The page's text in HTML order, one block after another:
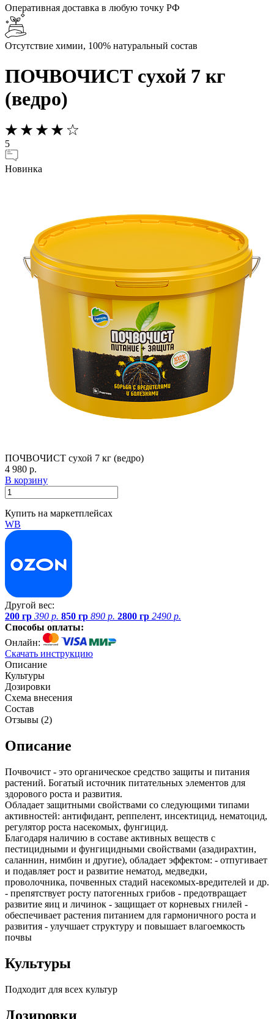
Оперативная доставка в любую точку РФ
Отсутствие химии, 100% натуральный состав
ПОЧВОЧИСТ сухой 7 кг
(ведро)
5
Новинка
ПОЧВОЧИСТ сухой 7 кг (ведро)
4 980 р.
В корзину
Купить на маркетплейсах
WB
Другой вес:
200 гр 390 р. 850 гр 890 р. 2800 гр 2490 р.
Способы оплаты:
Онлайн:
Скачать инструкцию
Описание
Культуры
Дозировки
Схема внесения
Состав
Отзывы (2)
Описание
Почвочист - это органическое средство защиты и питания
растений. Богатый источник питательных элементов для
здорового роста и развития.
Обладает защитными свойствами со следующими типами
активностей: антифидант, реппелент, инсектицид, нематоцид,
регулятор роста насекомых, фунгицид.
Благодаря наличию в составе активных веществ с
пестицидными и фунгицидными свойствами (азадирахтин,
саланнин, нимбин и другие), обладает эффектом: - отпугивает
и подавляет рост и развитие нематод, медведки,
проволочника, почвенных стадий насекомых-вредителей и др.
- препятствует росту патогенных грибов - предотвращает
развитие яиц и личинок - защищает от корневых гнилей -
обеспечивает растения питанием для гармоничного роста и
развития - улучшает структуру и повышает влагоемкость
почвы
Культуры
Подходит для всех культур
Дозировки